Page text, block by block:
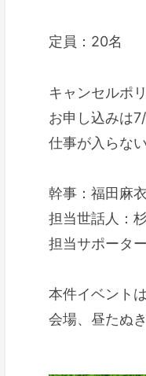
定員：20名
キャンセルポ
お申し込みは
仕事が入らな
幹事：福田麻
担当世話人：
担当サポータ
本件イベント
会場、昼たぬ